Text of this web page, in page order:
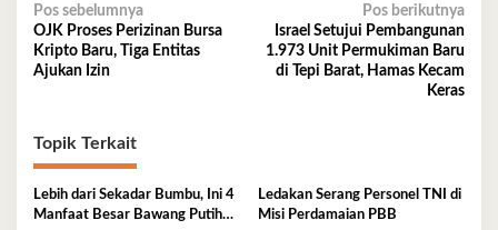
Navigasi
pos
Pos sebelumnya
OJK Proses Perizinan Bursa
Kripto Baru, Tiga Entitas
Ajukan Izin
Pos berikutnya
Israel Setujui Pembangunan
1.973 Unit Permukiman Baru
di Tepi Barat, Hamas Kecam
Keras
Topik Terkait
Lebih dari Sekadar Bumbu, Ini 4
Manfaat Besar Bawang Putih
Ledakan Serang Personel TNI di
Misi Perdamaian PBB